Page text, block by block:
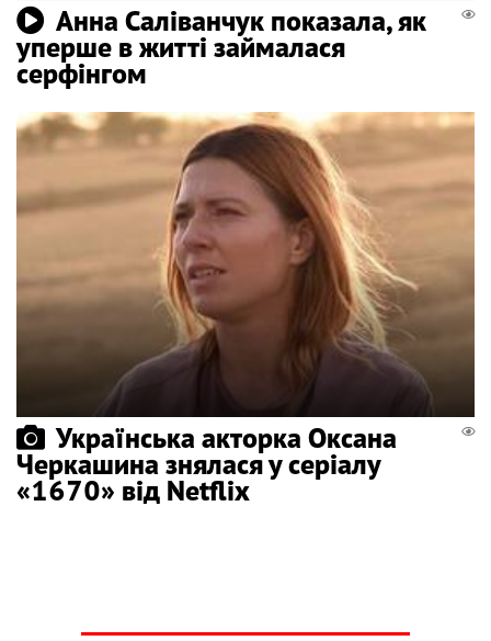
Анна Саліванчук показала, як
уперше в житті займалася
серфінгом
Українська акторка Оксана
Черкашина знялася у серіалу
«1670» від Netflix